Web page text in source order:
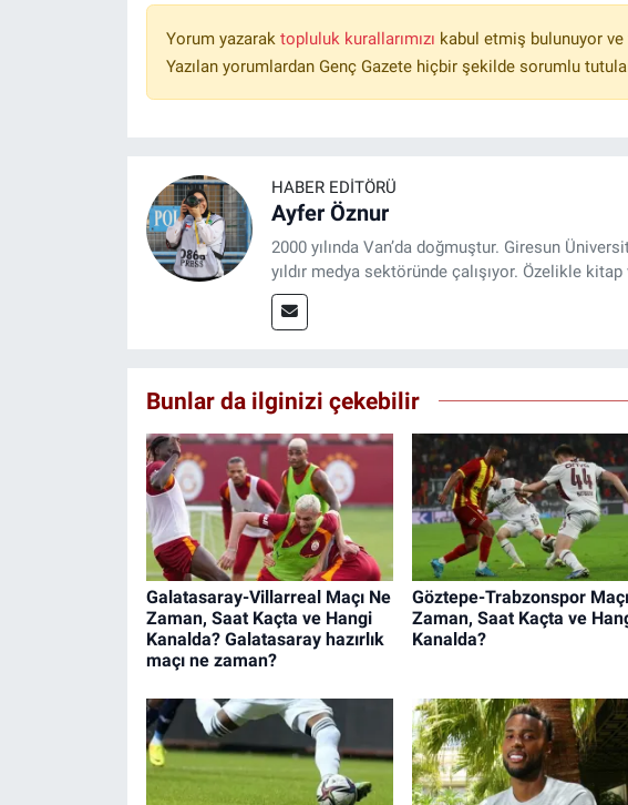
Yorum yazarak topluluk kurallarımızı kabul etmiş bulunuyor
Yazılan yorumlardan Genç Gazete hiçbir şekilde sorumlu
HABER EDITÖRÜ
Ayfer Öznur
2000 yılında Van’da doğmuştur. Giresun
yıldır medya sektöründe çalışıyor. Özelikle
Bunlar da ilginizi çekebilir
Galatasaray-Villarreal Maçı Ne
Zaman, Saat Kaçta ve Hangi
Kanalda? Galatasaray hazırlık
maçı ne zaman?
Göztepe-Trabzonspor
Zaman, Saat Kaçta ve
Kanalda?